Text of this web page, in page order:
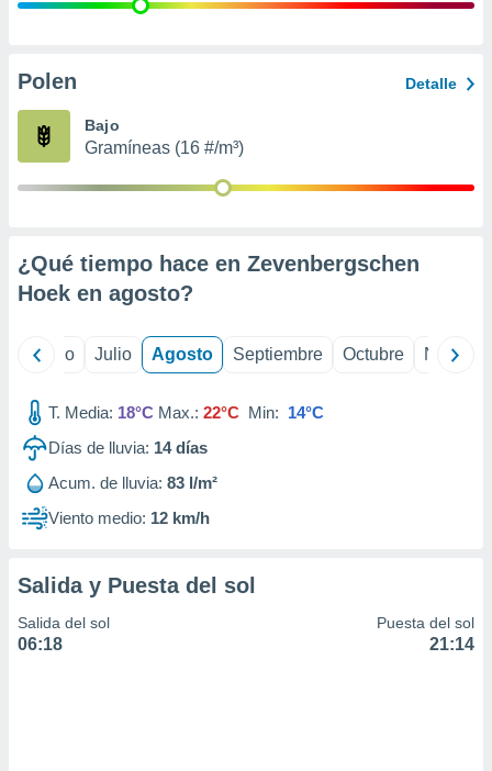
e
publicidad
Polen Detalle
Bajo
Gramíneas (16 #/m³)
¿Qué tiempo hace en Zevenbergschen
Hoek en agosto?
Junio Julio Agosto Septiembre Octubre
T. Media: 18°C Max.: 22°C Min: 14°C
Días de lluvia: 14días
Acum. de lluvia: 83 l/m²
Viento medio: 12 km/h
Salida y Puesta del sol
Salida del sol
06:18
Puesta del sol
21:14